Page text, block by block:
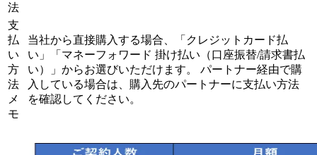
法
支
払
い
方
法
メ
モ
当社から直接購入する場合、「クレジットカード払
い」「マネーフォワード 掛け払い（口座振替/請求書払
い）」からお選びいただけます。 パートナー経由で購
入している場合は、購入先のパートナーに支払い方法
を確認してください。